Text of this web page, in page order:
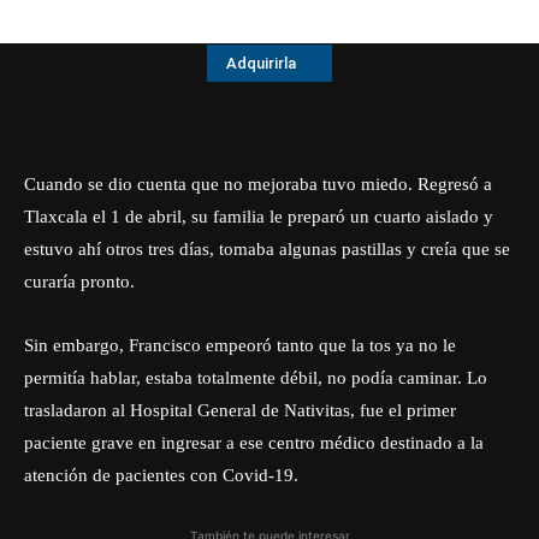
Adquirirla
Cuando se dio cuenta que no mejoraba tuvo miedo. Regresó a
Tlaxcala el 1 de abril, su familia le preparó un cuarto aislado y
estuvo ahí otros tres días, tomaba algunas pastillas y creía que se
curaría pronto.
Sin embargo, Francisco empeoró tanto que la tos ya no le
permitía hablar, estaba totalmente débil, no podía caminar. Lo
trasladaron al Hospital General de Nativitas, fue el primer
paciente grave en ingresar a ese centro médico destinado a la
atención de pacientes con Covid-19.
También te puede interesar